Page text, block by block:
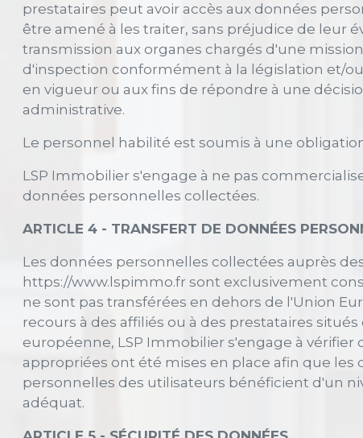
prestataires peut avoir accès aux données
être amené à les traiter, sans préjudice de leur
transmission aux organes chargés d'une
d'inspection conformément à la législation et/
en vigueur ou aux fins de répondre à une
administrative.
Le personnel habilité est soumis à une
LSP Immobilier s'engage à ne pas
données personnelles collectées.
ARTICLE 4 - TRANSFERT DE DONNÉES
Les données personnelles collectées auprès
https://www.lspimmo.fr sont exclusivement
ne sont pas transférées en dehors de l'Union
recours à des affiliés ou à des prestataires
européenne, LSP Immobilier s'engage à vérifier
appropriées ont été mises en place afin que les
personnelles des utilisateurs bénéficient d'un
adéquat.